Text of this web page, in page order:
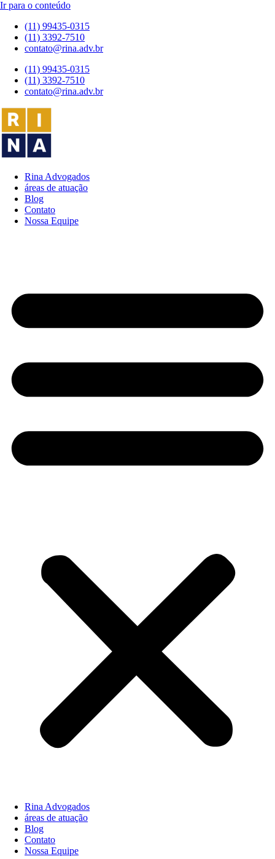
Ir para o conteúdo
(11) 99435-0315
(11) 3392-7510
contato@rina.adv.br
(11) 99435-0315
(11) 3392-7510
contato@rina.adv.br
Rina Advogados
áreas de atuação
Blog
Contato
Nossa Equipe
Rina Advogados
áreas de atuação
Blog
Contato
Nossa Equipe